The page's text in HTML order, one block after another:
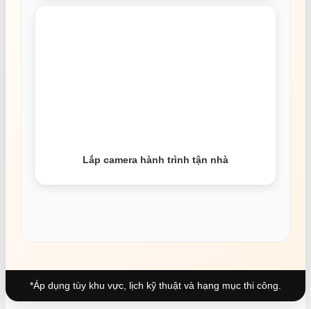
Lắp camera hành trình tận nhà
*Áp dụng tùy khu vực, lịch kỹ thuật và hạng mục thi công.